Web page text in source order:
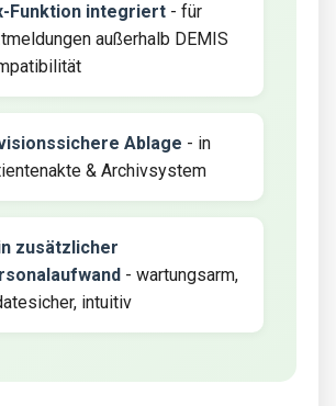
Funktion integriert - für
außerhalb DEMIS
Ablage - in
& Archivsystem
zusätzlicher
- wartungsarm,
intuitiv